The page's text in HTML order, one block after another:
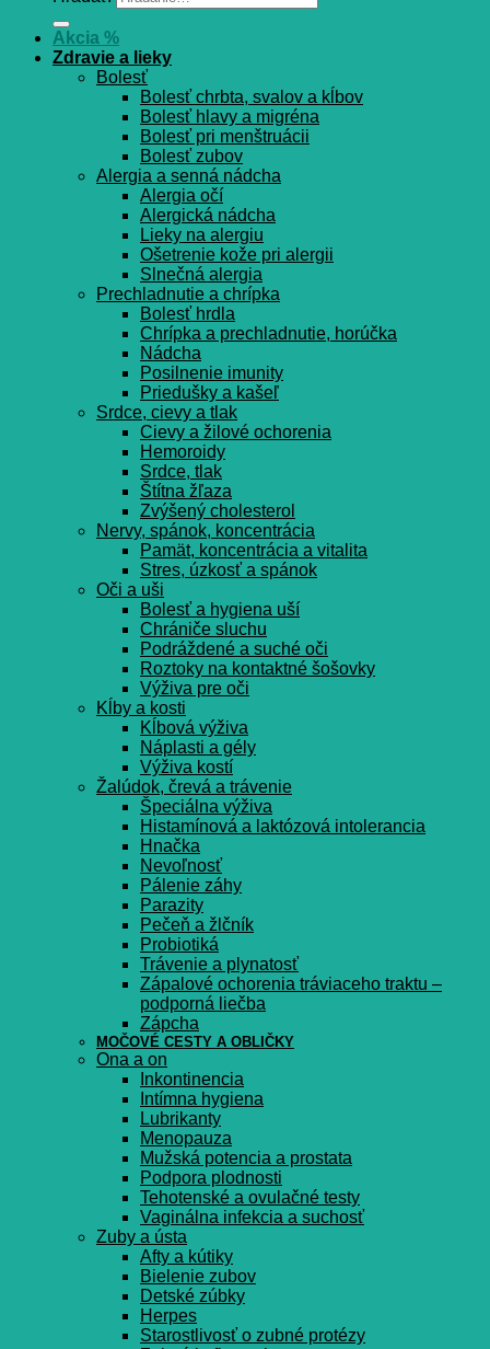
Akcia %
Zdravie a lieky
Bolesť
Bolesť chrbta, svalov a kĺbov
Bolesť hlavy a migréna
Bolesť pri menštruácii
Bolesť zubov
Alergia a senná nádcha
Alergia očí
Alergická nádcha
Lieky na alergiu
Ošetrenie kože pri alergii
Slnečná alergia
Prechladnutie a chrípka
Bolesť hrdla
Chrípka a prechladnutie, horúčka
Nádcha
Posilnenie imunity
Priedušky a kašeľ
Srdce, cievy a tlak
Cievy a žilové ochorenia
Hemoroidy
Srdce, tlak
Štítna žľaza
Zvýšený cholesterol
Nervy, spánok, koncentrácia
Pamät, koncentrácia a vitalita
Stres, úzkosť a spánok
Oči a uši
Bolesť a hygiena uší
Chrániče sluchu
Podráždené a suché oči
Roztoky na kontaktné šošovky
Výživa pre oči
Kĺby a kosti
Kĺbová výživa
Náplasti a gély
Výživa kostí
Žalúdok, črevá a trávenie
Špeciálna výživa
Histamínová a laktózová intolerancia
Hnačka
Nevoľnosť
Pálenie záhy
Parazity
Pečeň a žlčník
Probiotiká
Trávenie a plynatosť
Zápalové ochorenia tráviaceho traktu –
podporná liečba
Zápcha
MOČOVÉ CESTY A OBLIČKY
Ona a on
Inkontinencia
Intímna hygiena
Lubrikanty
Menopauza
Mužská potencia a prostata
Podpora plodnosti
Tehotenské a ovulačné testy
Vaginálna infekcia a suchosť
Zuby a ústa
Afty a kútiky
Bielenie zubov
Detské zúbky
Herpes
Starostlivosť o zubné protézy